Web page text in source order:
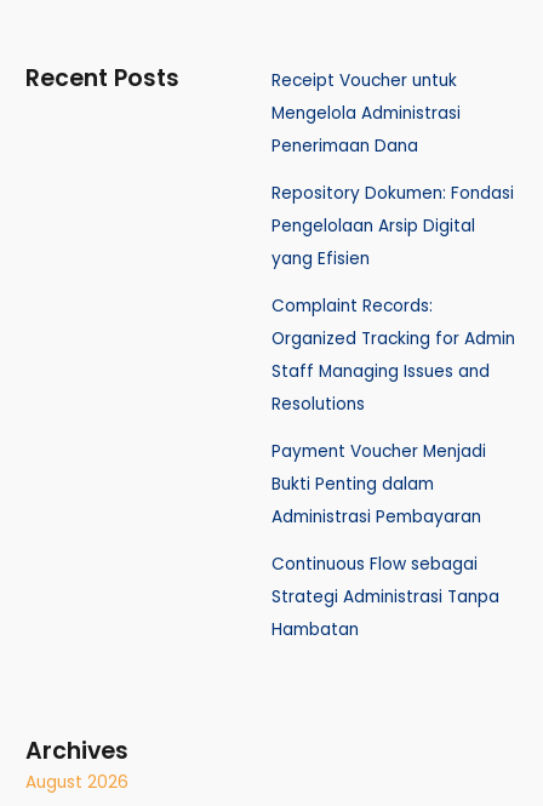
Recent Posts
Receipt Voucher untuk
Mengelola Administrasi
Penerimaan Dana
Repository Dokumen: Fondasi
Pengelolaan Arsip Digital
yang Efisien
Complaint Records:
Organized Tracking for Admin
Staff Managing Issues and
Resolutions
Payment Voucher Menjadi
Bukti Penting dalam
Administrasi Pembayaran
Continuous Flow sebagai
Strategi Administrasi Tanpa
Hambatan
Archives
August 2026